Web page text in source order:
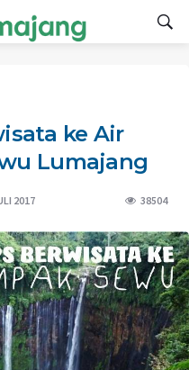
ke Air
Lumajang
2017 38504